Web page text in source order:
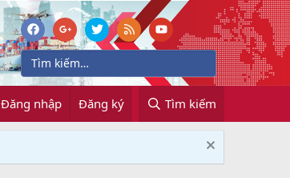
Đăng nhập Đăng ký Tìm kiếm